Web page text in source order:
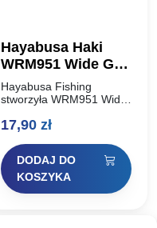
Hayabusa Haki
WRM951 Wide Gap
Offset Hook #4
Hayabusa Fishing
stworzyła WRM951 Wide
dwadzieścia lat temu. W
Fishing była wiodącym
innowatorem w
projektowaniu haków
wędkarskich w…
17,90 zł
DODAJ DO
KOSZYKA